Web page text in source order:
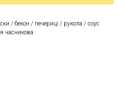
/ бекон / печериці / рукола / соус
часникова